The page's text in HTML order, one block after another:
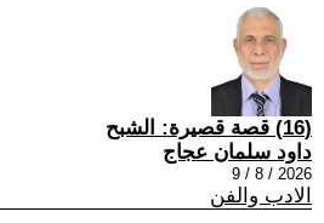
(16) قصة قصيرة: الشبح
داود سلمان عجاج
2026 / 8 / 9
الادب والفن